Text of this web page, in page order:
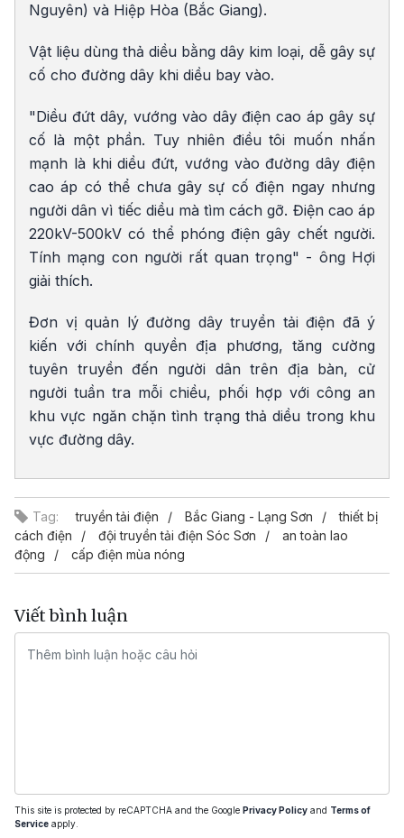
Nguyên) và Hiệp Hòa (Bắc Giang).
Vật liệu dùng thả diều bằng dây kim loại, dễ gây sự
cố cho đường dây khi diều bay vào.
"Diều đứt dây, vướng vào dây điện cao áp gây sự
cố là một phần. Tuy nhiên điều tôi muốn nhấn
mạnh là khi diều đứt, vướng vào đường dây điện
cao áp có thể chưa gây sự cố điện ngay nhưng
người dân vì tiếc diều mà tìm cách gỡ. Điện cao áp
220kV-500kV có thể phóng điện gây chết người.
Tính mạng con người rất quan trọng" - ông Hợi
giải thích.
Đơn vị quản lý đường dây truyền tải điện đã ý
kiến với chính quyền địa phương, tăng cường
tuyên truyền đến người dân trên địa bàn, cử
người tuần tra mỗi chiều, phối hợp với công an
khu vực ngăn chặn tình trạng thả diều trong khu
vực đường dây.
Tag: truyền tải điện Bắc Giang - Lạng Sơn
thiết bị
cách điện
đội truyền tải điện Sóc Sơn
an toàn lao
động
cấp điện mùa nóng
Viết bình luận
This site is protected by reCAPTCHA and the Google Privacy Policy and Terms of
Service apply.